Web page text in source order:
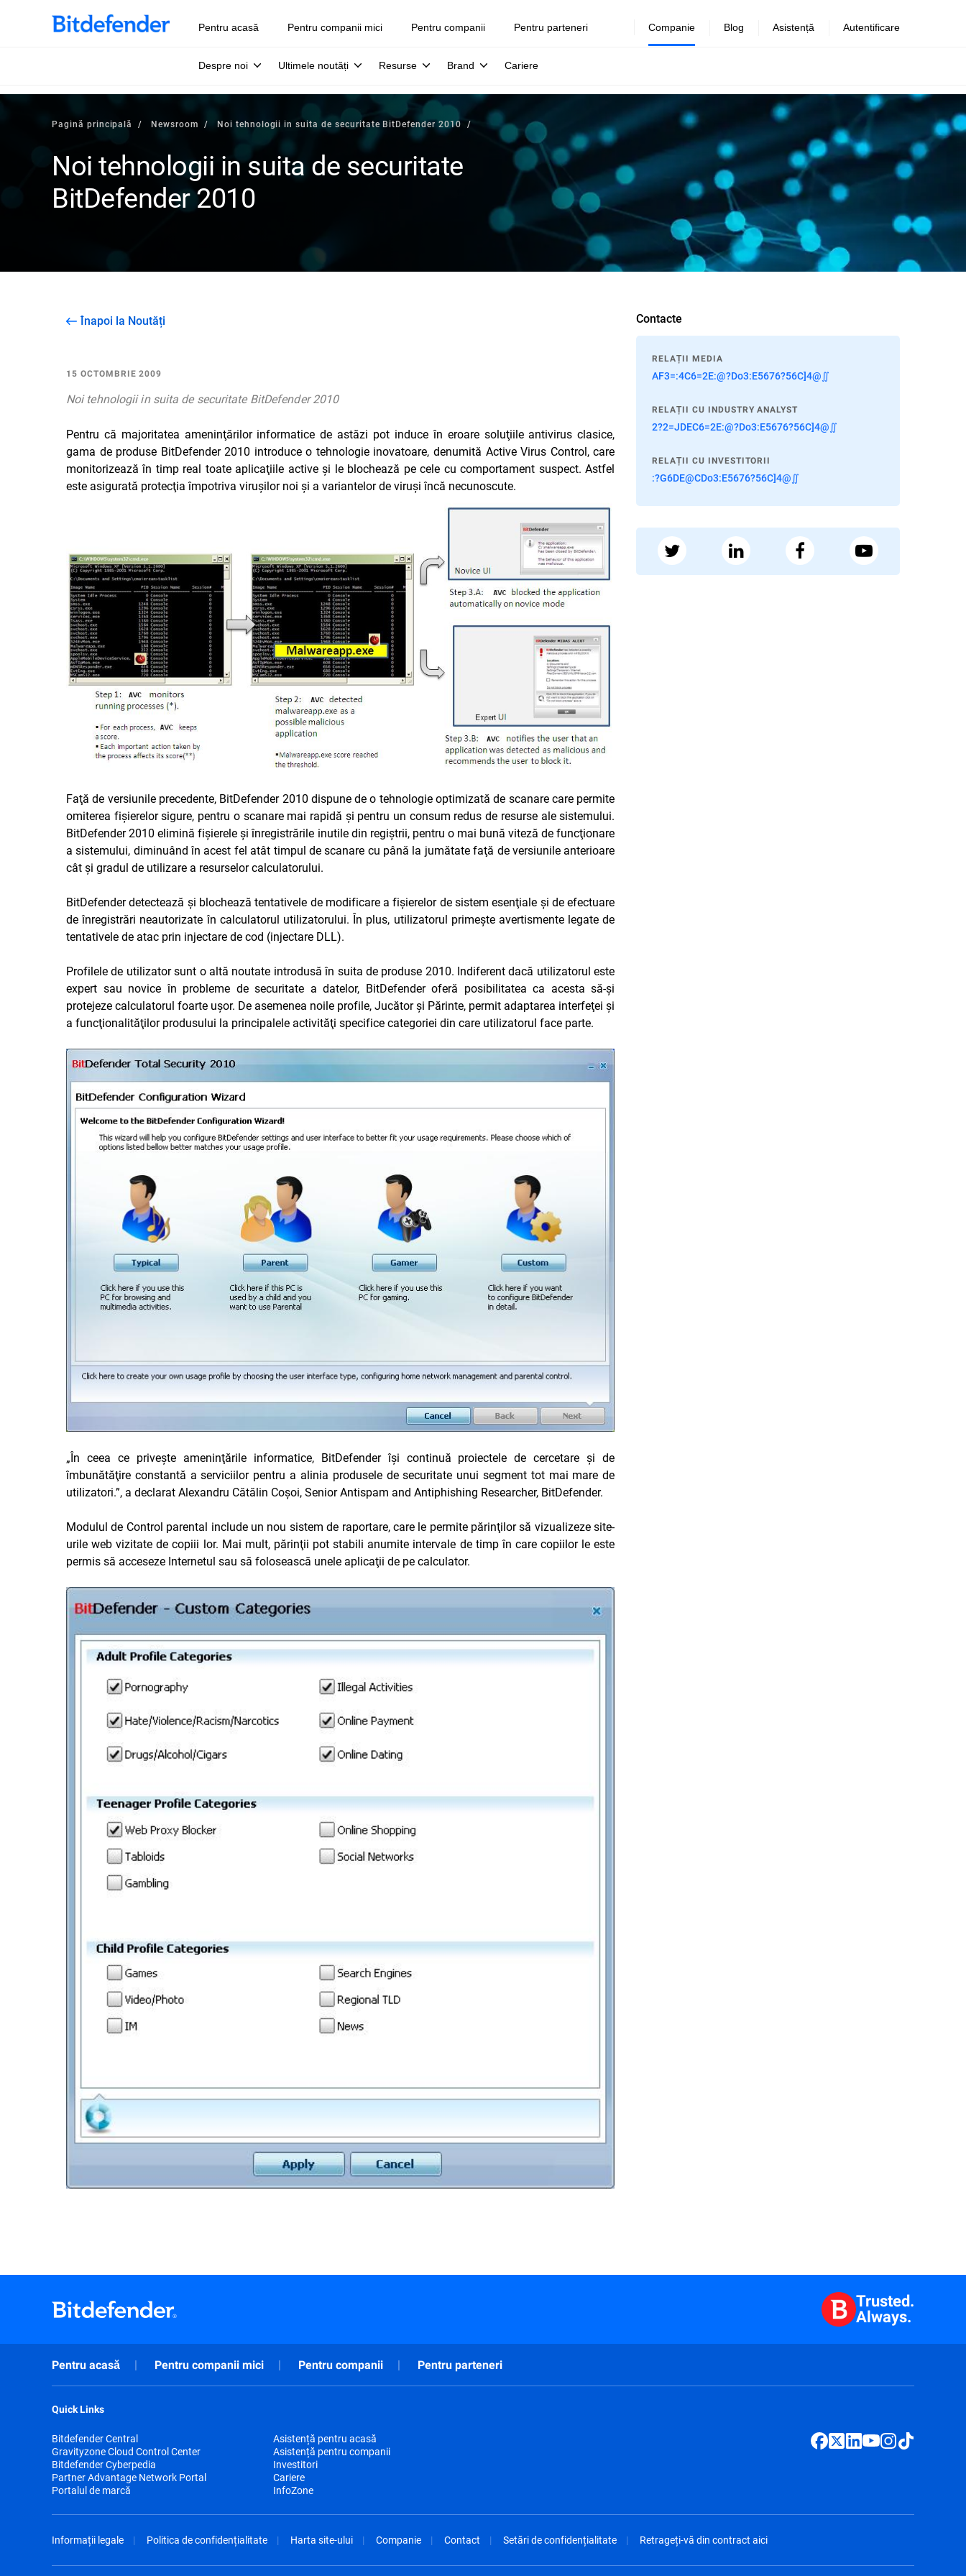
Pentru acasă Pentru companii mici Pentru companii Pentru parteneri Companie
Despre noi Ultimele noutăți Resurse Brand Cariere
Blog Asistență Autentificare
Pagină principală Newsroom Noi tehnologii in suita de securitate BitDefender 2010
Noi tehnologii in suita de securitate
BitDefender 2010
Înapoi la Noutăți
15 OCTOMBRIE 2009
Noi tehnologii in suita de securitate BitDefender 2010
Pentru că majoritatea ameninţărilor informatice de astăzi pot induce în eroare soluţiile antivirus clasice,
gama de produse BitDefender 2010 introduce o tehnologie inovatoare, denumită Active Virus Control, care
monitorizează în timp real toate aplicaţiile active şi le blochează pe cele cu comportament suspect. Astfel
este asigurată protecţia împotriva viruşilor noi şi a variantelor de viruşi încă necunoscute.
Faţă de versiunile precedente, BitDefender 2010 dispune de o tehnologie optimizată de scanare care permite
omiterea fişierelor sigure, pentru o scanare mai rapidă şi pentru un consum redus de resurse ale sistemului.
BitDefender 2010 elimină fişierele şi înregistrările inutile din regiştrii, pentru o mai bună viteză de funcţionare
a sistemului, diminuând în acest fel atât timpul de scanare cu până la jumătate faţă de versiunile anterioare
cât şi gradul de utilizare a resurselor calculatorului.
BitDefender detectează şi blochează tentativele de modificare a fişierelor de sistem esenţiale şi de efectuare
de înregistrări neautorizate în calculatorul utilizatorului. În plus, utilizatorul primeşte avertismente legate de
tentativele de atac prin injectare de cod (injectare DLL).
Profilele de utilizator sunt o altă noutate introdusă în suita de produse 2010. Indiferent dacă utilizatorul este
expert sau novice în probleme de securitate a datelor, BitDefender oferă posibilitatea ca acesta să-şi
protejeze calculatorul foarte uşor. De asemenea noile profile, Jucător şi Părinte, permit adaptarea interfeţei şi
a funcţionalităţilor produsului la principalele activităţi specifice categoriei din care utilizatorul face parte.
„În ceea ce priveşte ameninţările informatice, BitDefender îşi continuă proiectele de cercetare şi de
îmbunătăţire constantă a serviciilor pentru a alinia produsele de securitate unui segment tot mai mare de
utilizatori.”, a declarat Alexandru Cătălin Coşoi, Senior Antispam and Antiphishing Researcher, BitDefender.
Modulul de Control parental include un nou sistem de raportare, care le permite părinţilor să vizualizeze site-
urile web vizitate de copiii lor. Mai mult, părinţii pot stabili anumite intervale de timp în care copiilor le este
permis să acceseze Internetul sau să folosească unele aplicaţii de pe calculator.
Contacte
RELAȚII MEDIA
AF3=:4C6=2E:@?Do3:E5676?56C]4@∬
RELAȚII CU INDUSTRY ANALYST
2?2=JDEC6=2E:@?Do3:E5676?56C]4@∬
RELAȚII CU INVESTITORII
:?G6DE@CDo3:E5676?56C]4@∬
Trusted.
Always.
Pentru acasă Pentru companii mici Pentru companii Pentru parteneri
Quick Links
Bitdefender Central
Gravityzone Cloud Control Center
Bitdefender Cyberpedia
Partner Advantage Network Portal
Portalul de marcă
Asistență pentru acasă
Asistență pentru companii
Investitori
Cariere
InfoZone
Informații legale Politica de confidențialitate Harta site-ului Companie Contact Setări de confidențialitate Retrageți-vă din contract aici